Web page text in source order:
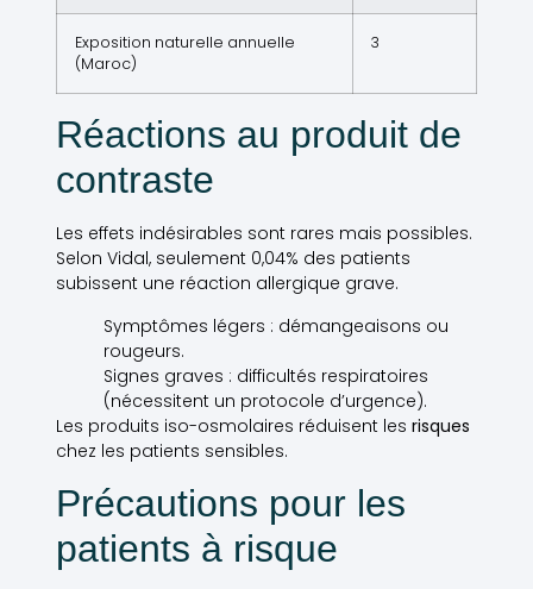
Exposition naturelle annuelle
(Maroc)
3
Réactions au produit de
contraste
Les effets indésirables sont rares mais possibles.
Selon Vidal, seulement 0,04% des patients
subissent une réaction allergique grave.
Symptômes légers : démangeaisons ou
rougeurs.
Signes graves : difficultés respiratoires
(nécessitent un protocole d’urgence).
Les produits iso-osmolaires réduisent les risques
chez les patients sensibles.
Précautions pour les
patients à risque